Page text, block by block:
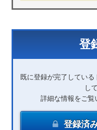
登
既に登録が完了してい
し
詳細な情報をご覧
登録済